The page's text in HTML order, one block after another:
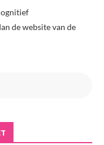
de website van de